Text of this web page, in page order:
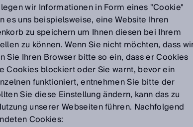
wir Informationen in Form eines "Cookie"
es uns beispielsweise, eine Website Ihren
zu speichern um Ihnen diesen bei Ihrem
zu können. Wenn Sie nicht möchten, dass
Sie Ihren Browser bitte so ein, dass er Cookies
Cookies blockiert oder Sie warnt, bevor ein
funktioniert, entnehmen Sie bitte der
Sie diese Einstellung ändern, kann das zu
unserer Webseiten führen. Nachfolgend
Cookies: